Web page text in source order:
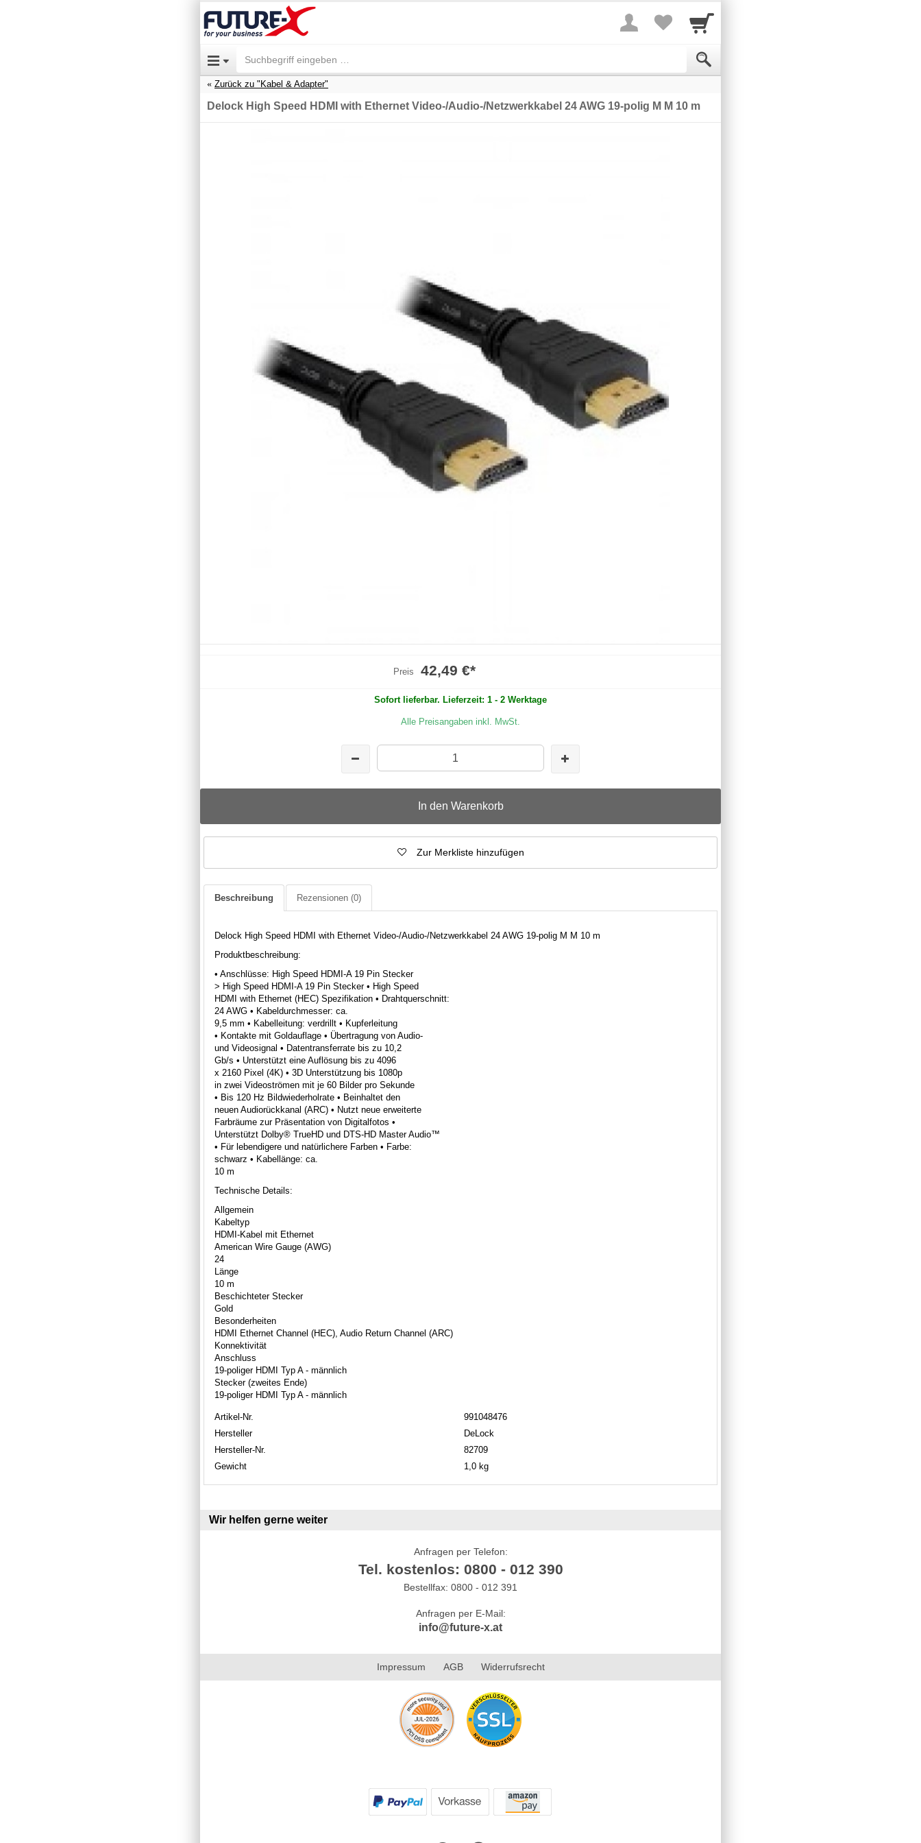
Zurück zu "Kabel & Adapter"
Delock High Speed HDMI with Ethernet Video-/Audio-/Netzwerkkabel 24 AWG 19-polig M M 10 m
Preis 42,49 €*
Sofort lieferbar. Lieferzeit: 1 - 2 Werktage
Alle Preisangaben inkl. MwSt.
In den Warenkorb
Zur Merkliste hinzufügen
Beschreibung Rezensionen (0)
Delock High Speed HDMI with Ethernet Video-/Audio-/Netzwerkkabel 24 AWG 19-polig M M 10 m
Produktbeschreibung:
• Anschlüsse: High Speed HDMI-A 19 Pin Stecker
> High Speed HDMI-A 19 Pin Stecker • High Speed
HDMI with Ethernet (HEC) Spezifikation • Drahtquerschnitt:
24 AWG • Kabeldurchmesser: ca.
9,5 mm • Kabelleitung: verdrillt • Kupferleitung
• Kontakte mit Goldauflage • Übertragung von Audio-
und Videosignal • Datentransferrate bis zu 10,2
Gb/s • Unterstützt eine Auflösung bis zu 4096
x 2160 Pixel (4K) • 3D Unterstützung bis 1080p
in zwei Videoströmen mit je 60 Bilder pro Sekunde
• Bis 120 Hz Bildwiederholrate • Beinhaltet den
neuen Audiorückkanal (ARC) • Nutzt neue erweiterte
Farbräume zur Präsentation von Digitalfotos •
Unterstützt Dolby® TrueHD und DTS-HD Master Audio™
• Für lebendigere und natürlichere Farben • Farbe:
schwarz • Kabellänge: ca.
10 m
Technische Details:
Allgemein
Kabeltyp
HDMI-Kabel mit Ethernet
American Wire Gauge (AWG)
24
Länge
10 m
Beschichteter Stecker
Gold
Besonderheiten
HDMI Ethernet Channel (HEC), Audio Return Channel (ARC)
Konnektivität
Anschluss
19-poliger HDMI Typ A - männlich
Stecker (zweites Ende)
19-poliger HDMI Typ A - männlich
Artikel-Nr.
991048476
Hersteller
DeLock
Hersteller-Nr.
82709
Gewicht
1,0 kg
Wir helfen gerne weiter
Anfragen per Telefon:
Tel. kostenlos: 0800 - 012 390
Bestellfax: 0800 - 012 391
Anfragen per E-Mail:
info@future-x.at
Impressum AGB Widerrufsrecht